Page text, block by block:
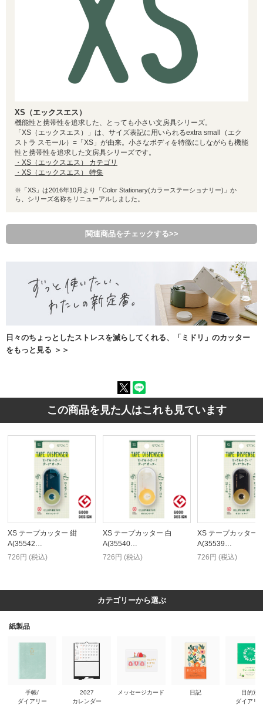
XS（エックスエス）
機能性と携帯性を追求した、とっても小さい文房具シリーズ。
「XS（エックスエス）」は、サイズ表記に用いられるextra small（エク
ストラ スモール）=「XS」が由来。小さなボディを特徴にしながらも機能
性と携帯性を追求した文房具シリーズです。
・XS（エックスエス） カテゴリ
・XS（エックスエス） 特集
※「XS」は2016年10月より「Color Stationary(カラーステーショナリー)」か
ら、シリーズ名称をリニューアルしました。
関連商品をチェックする>>
日々のちょっとしたストレスを減らしてくれる、「ミドリ」のカッター
をもっと見る ＞＞
この商品を見た人はこれも見ています
XS テープカッター 紺
A(35542…
726円 (税込)
XS テープカッター 白
A(35540…
726円 (税込)
XS テープカッター
A(35539…
726円 (税込)
カテゴリーから選ぶ
紙製品
手帳/
ダイアリー
2027
カレンダー
メッセージカード 日記
目的別
ダイアリ